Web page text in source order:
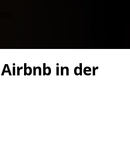
in der